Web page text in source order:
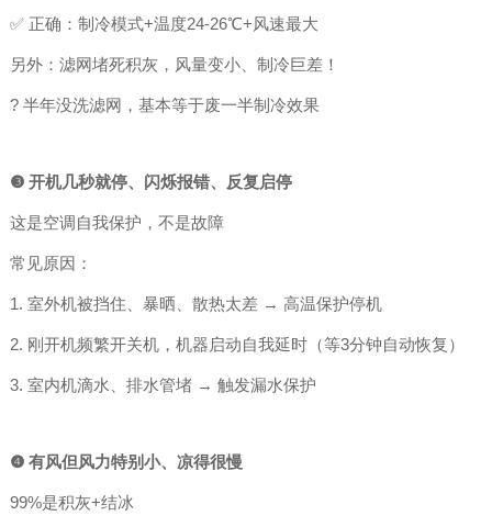
✅ 正确：制冷模式+温度24-26℃+风速最大
另外：滤网堵死积灰，风量变小、制冷巨差！
? 半年没洗滤网，基本等于废一半制冷效果
❸ 开机几秒就停、闪烁报错、反复启停
这是空调自我保护，不是故障
常见原因：
1. 室外机被挡住、暴晒、散热太差 → 高温保护停机
2. 刚开机频繁开关机，机器启动自我延时（等3分钟自动恢复）
3. 室内机滴水、排水管堵 → 触发漏水保护
❹ 有风但风力特别小、凉得很慢
99%是积灰+结冰